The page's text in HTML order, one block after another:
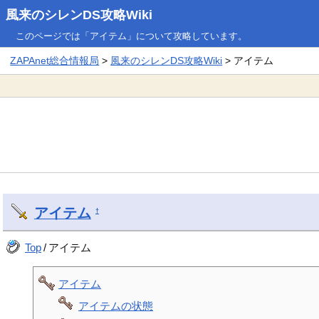
風来のシレンDS攻略Wiki
このページでは「アイテム」について攻略しています。
ZAPAnet総合情報局 > 風来のシレンDS攻略Wiki > アイテム
アイテム †
Top/ アイテム
アイテム
アイテムの状態